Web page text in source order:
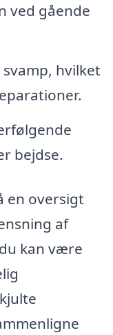
ved gående
hvilket
bejdse.
en oversigt
af
kan være